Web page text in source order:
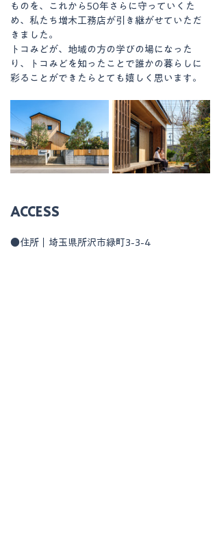
ものを、これから50年さらに守っていくた
め、私たち増木工務店が引き継がせていただ
きました。
トコみどが、地域の方の学びの場になった
り、トコみどを知ったことで誰かの暮らしに
彩ることができたらとても嬉しく思います。
ACCESS
●住所｜埼玉県所沢市緑町3-3-4